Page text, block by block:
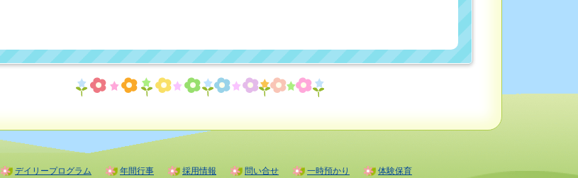
デイリープログラム 年間行事 採用情報 問い合せ 一時預かり 体験保育